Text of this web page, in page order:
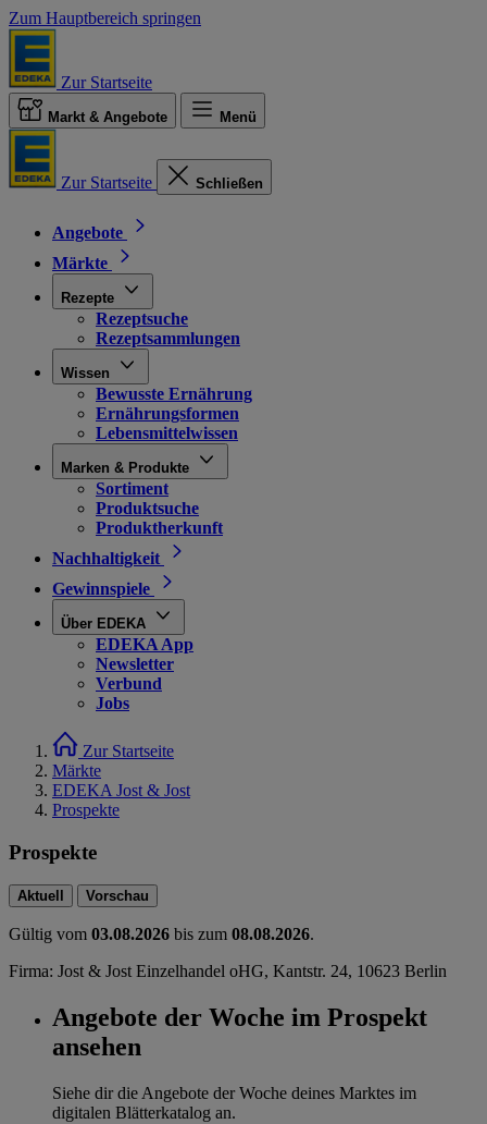
Zum Hauptbereich springen
Zur Startseite
Markt & Angebote Menü
Zur Startseite Schließen
Angebote
Märkte
Rezepte
Rezeptsuche
Rezeptsammlungen
Wissen
Bewusste Ernährung
Ernährungsformen
Lebensmittelwissen
Marken & Produkte
Sortiment
Produktsuche
Produktherkunft
Nachhaltigkeit
Gewinnspiele
Über EDEKA
EDEKA App
Newsletter
Verbund
Jobs
Zur Startseite
Märkte
EDEKA Jost & Jost
Prospekte
Prospekte
Aktuell Vorschau
Gültig vom 03.08.2026 bis zum 08.08.2026.
Firma: Jost & Jost Einzelhandel oHG, Kantstr. 24, 10623 Berlin
Angebote der Woche im Prospekt
ansehen
Siehe dir die Angebote der Woche deines Marktes im
digitalen Blätterkatalog an.